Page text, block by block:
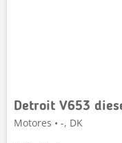
Motores • -, DK